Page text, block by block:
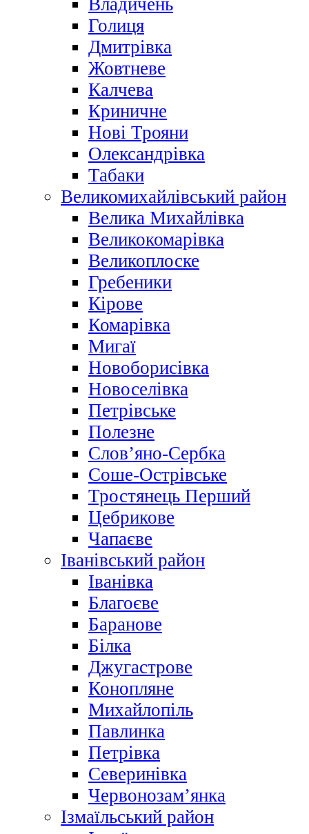
Владичень
Голиця
Дмитрівка
Жовтневе
Калчева
Криничне
Нові Трояни
Олександрівка
Табаки
Великомихайлівський район
Велика Михайлівка
Великокомарівка
Великоплоске
Гребеники
Кірове
Комарівка
Мигаї
Новоборисівка
Новоселівка
Петрівське
Полезне
Слов’яно-Сербка
Соше-Острівське
Тростянець Перший
Цебрикове
Чапаєве
Іванівський район
Іванівка
Благоєве
Баранове
Білка
Джугастрове
Конопляне
Михайлопіль
Павлинка
Петрівка
Северинівка
Червонозам’янка
Ізмаїльський район